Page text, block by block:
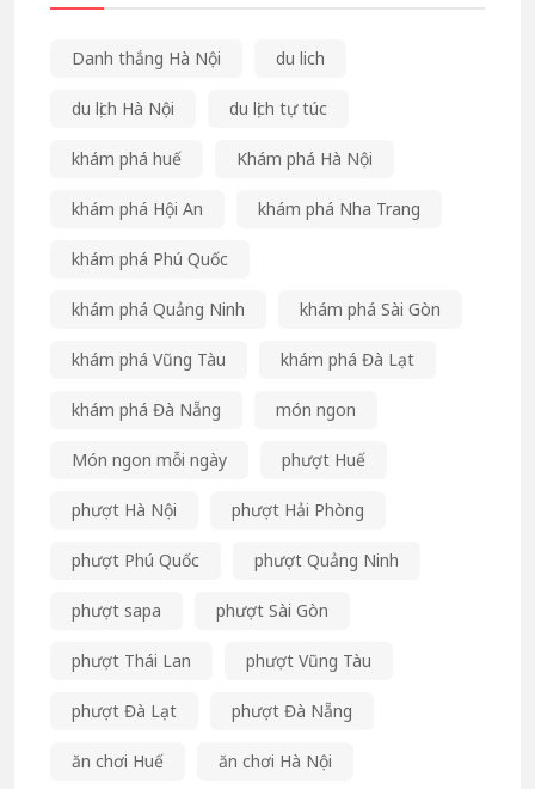
Danh thắng Hà Nội du lich
du lịch Hà Nội du lịch tự túc
khám phá huế Khám phá Hà Nội
khám phá Hội An khám phá Nha Trang
khám phá Phú Quốc
khám phá Quảng Ninh khám phá Sài Gòn
khám phá Vũng Tàu khám phá Đà Lạt
khám phá Đà Nẵng món ngon
Món ngon mỗi ngày phượt Huế
phượt Hà Nội phượt Hải Phòng
phượt Phú Quốc phượt Quảng Ninh
phượt sapa phượt Sài Gòn
phượt Thái Lan phượt Vũng Tàu
phượt Đà Lạt phượt Đà Nẵng
ăn chơi Huế ăn chơi Hà Nội